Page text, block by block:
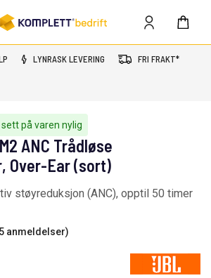
LYNRASK LEVERING FRI FRAKT*
på varen nylig
ANC Trådløse
Over-Ear (sort)
støyreduksjon (ANC), opptil 50 timer
anmeldelser)